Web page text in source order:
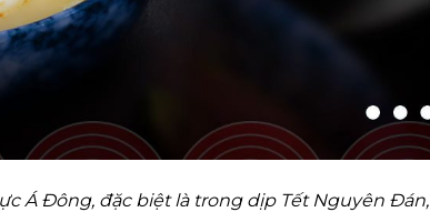
Á Đông, đặc biệt là trong dịp Tết Nguyên Đán,